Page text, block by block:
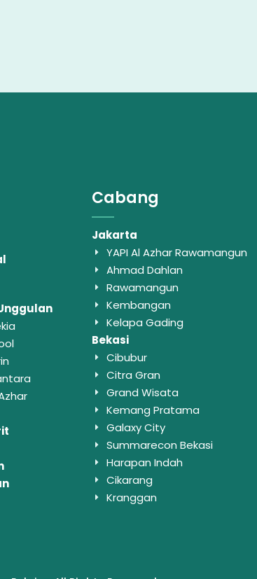
Cabang
Jakarta
YAPI Al Azhar Rawamangun
Ahmad Dahlan
Rawamangun
Kembangan
Kelapa Gading
Bekasi
Cibubur
Citra Gran
Grand Wisata
Kemang Pratama
Galaxy City
Summarecon Bekasi
Harapan Indah
Cikarang
Kranggan